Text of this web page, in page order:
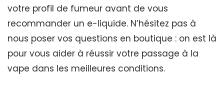
votre profil de fumeur avant de vous
recommander un e-liquide. N’hésitez pas à
nous poser vos questions en boutique : on est là
pour vous aider à réussir votre passage à la
vape dans les meilleures conditions.